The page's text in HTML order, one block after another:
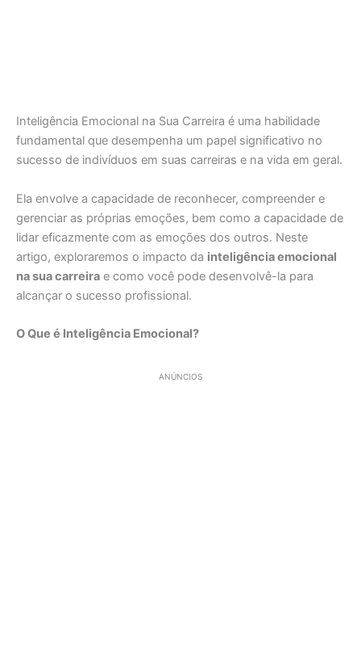
Inteligência Emocional na Sua Carreira é uma habilidade
fundamental que desempenha um papel significativo no
sucesso de indivíduos em suas carreiras e na vida em geral.
Ela envolve a capacidade de reconhecer, compreender e
gerenciar as próprias emoções, bem como a capacidade de
lidar eficazmente com as emoções dos outros. Neste
artigo, exploraremos o impacto da inteligência emocional
na sua carreira e como você pode desenvolvê-la para
alcançar o sucesso profissional.
O Que é Inteligência Emocional?
ANÚNCIOS